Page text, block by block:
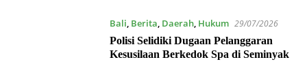
Bali, Berita, Daerah, Hukum 29/07/2026
Polisi Selidiki Dugaan Pelanggaran
Kesusilaan Berkedok Spa di Seminyak